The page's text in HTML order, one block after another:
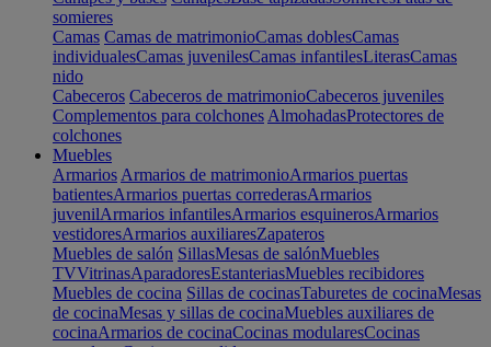
somieres
Camas Camas de matrimonioCamas doblesCamas
individualesCamas juvenilesCamas infantilesLiterasCamas
nido
Cabeceros Cabeceros de matrimonioCabeceros juveniles
Complementos para colchones AlmohadasProtectores de
colchones
Muebles
Armarios Armarios de matrimonioArmarios puertas
batientesArmarios puertas correderasArmarios
juvenilArmarios infantilesArmarios esquinerosArmarios
vestidoresArmarios auxiliaresZapateros
Muebles de salón SillasMesas de salónMuebles
TVVitrinasAparadoresEstanteriasMuebles recibidores
Muebles de cocina Sillas de cocinasTaburetes de cocinaMesas
de cocinaMesas y sillas de cocinaMuebles auxiliares de
cocinaArmarios de cocinaCocinas modularesCocinas